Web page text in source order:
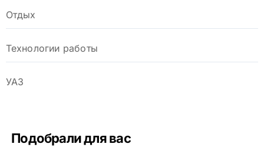
Отдых
Технологии работы
УАЗ
Подобрали для вас